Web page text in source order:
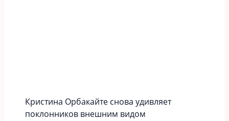
Кристина Орбакайте снова удивляет
поклонников внешним видом